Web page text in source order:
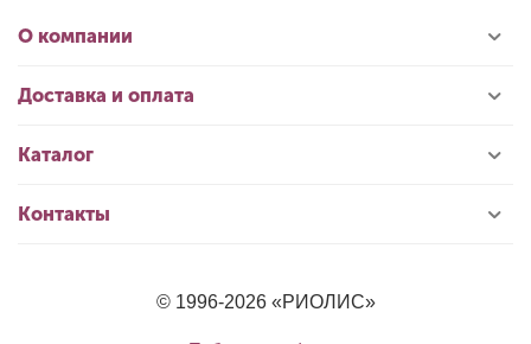
О компании
Доставка и оплата
Каталог
Контакты
© 1996-2026 «РИОЛИС»